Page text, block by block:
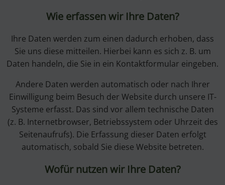
Wie erfassen wir Ihre Daten?
Ihre Daten werden zum einen dadurch erhoben, dass
Sie uns diese mitteilen. Hierbei kann es sich z. B. um
Daten handeln, die Sie in ein Kontaktformular eingeben.
Andere Daten werden automatisch oder nach Ihrer
Einwilligung beim Besuch der Website durch unsere IT-
Systeme erfasst. Das sind vor allem technische Daten
(z. B. Internetbrowser, Betriebssystem oder Uhrzeit des
Seitenaufrufs). Die Erfassung dieser Daten erfolgt
automatisch, sobald Sie diese Website betreten.
Wofür nutzen wir Ihre Daten?